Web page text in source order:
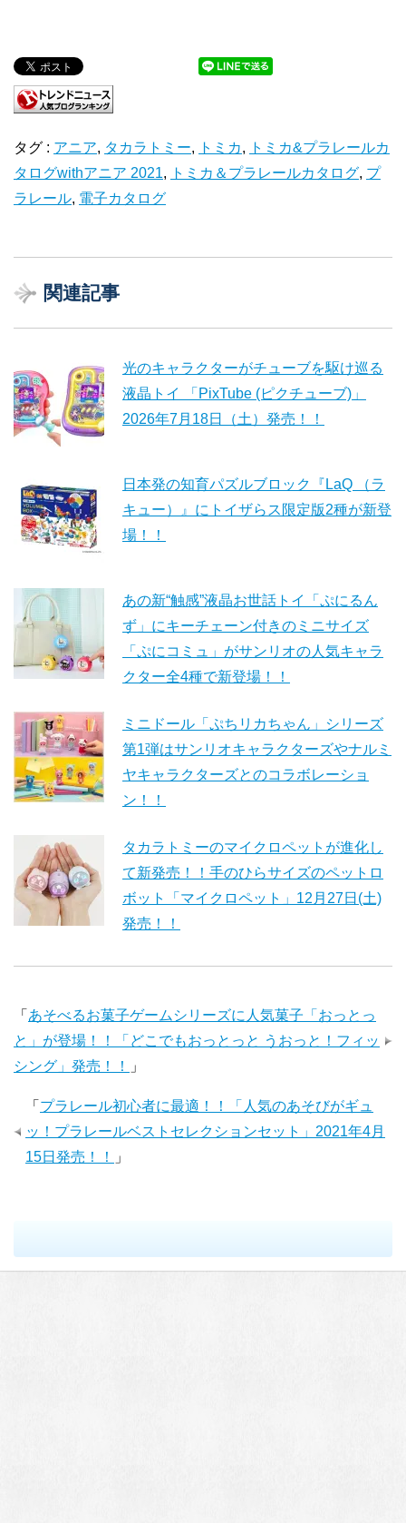
タグ : アニア, タカラトミー, トミカ,
トミカ&プラレールカ
タログwithアニア 2021, トミカ＆プラレールカタログ, プ
ラレール, 電子カタログ
関連記事
光のキャラクターがチューブを駆け巡る
液晶トイ 「PixTube (ピクチューブ)」
2026年7月18日（土）発売！！
日本発の知育パズルブロック『LaQ （ラ
キュー）』にトイザらス限定版2種が新登
場！！
あの新“触感”液晶お世話トイ「ぷにるん
ず」にキーチェーン付きのミニサイズ
「ぷにコミュ」がサンリオの人気キャラ
クター全4種で新登場！！
ミニドール「ぷちリカちゃん」シリーズ
第1弾はサンリオキャラクターズやナルミ
ヤキャラクターズとのコラボレーショ
ン！！
タカラトミーのマイクロペットが進化し
て新発売！！手のひらサイズのペットロ
ボット「マイクロペット」12月27日(土)
発売！！
「 あそべるお菓子ゲームシリーズに人気菓子「おっとっ
と」が登場！！「どこでもおっとっと うおっと！フィッ
シング」発売！！
」
「 プラレール初心者に最適！！「人気のあそびがギュ
ッ！プラレールベストセレクションセット」2021年4月
15日発売！！
」